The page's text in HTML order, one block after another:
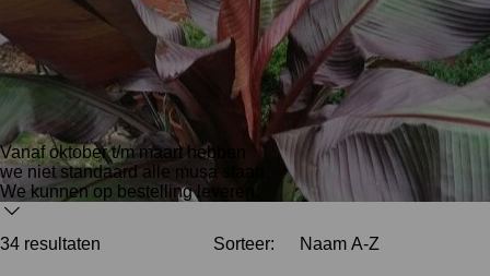
Vanaf oktober t/m maart hebben
we niet standaard alle musa staan.
We kunnen op bestelling leveren.
34 resultaten Sorteer: